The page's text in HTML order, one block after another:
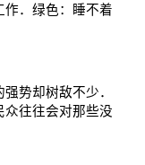
作．绿色：睡不着
势却树敌不少．
众往往会对那些没